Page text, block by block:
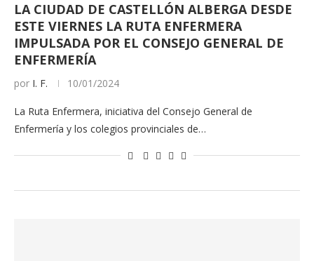
LA CIUDAD DE CASTELLÓN ALBERGA DESDE
ESTE VIERNES LA RUTA ENFERMERA
IMPULSADA POR EL CONSEJO GENERAL DE
ENFERMERÍA
por I. F. 10/01/2024
La Ruta Enfermera, iniciativa del Consejo General de
Enfermería y los colegios provinciales de…